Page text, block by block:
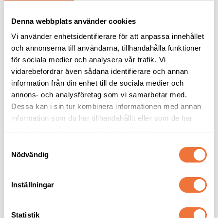
Denna webbplats använder cookies
Vi använder enhetsidentifierare för att anpassa innehållet
och annonserna till användarna, tillhandahålla funktioner
för sociala medier och analysera vår trafik. Vi
vidarebefordrar även sådana identifierare och annan
information från din enhet till de sociala medier och
annons- och analysföretag som vi samarbetar med.
Dessa kan i sin tur kombinera informationen med annan
information som du har tillhandahållit eller som de har
Nödvändig
Inställningar
Statistik
4Dogs Belöningsgodis
Kanin ca 100 g
Torkat hundgodis utan tillsatser, ursprung EU
49kr
Dogman bajspåsar
med knythandtag 50-
pack - Blå
22,5 x 28 cm
29kr